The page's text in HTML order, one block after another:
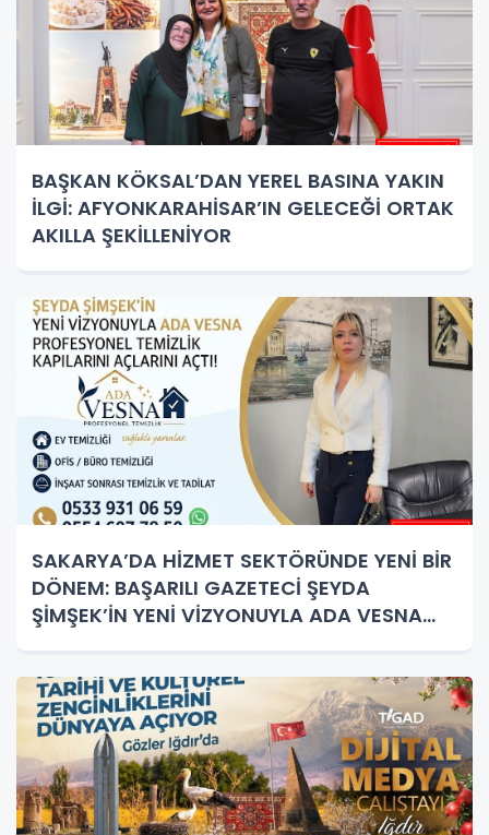
BAŞKAN KÖKSAL’DAN YEREL BASINA YAKIN
İLGİ: AFYONKARAHİSAR’IN GELECEĞİ ORTAK
AKILLA ŞEKİLLENİYOR
SAKARYA’DA HİZMET SEKTÖRÜNDE YENİ BİR
DÖNEM: BAŞARILI GAZETECİ ŞEYDA
ŞİMŞEK’İN YENİ VİZYONUYLA ADA VESNA